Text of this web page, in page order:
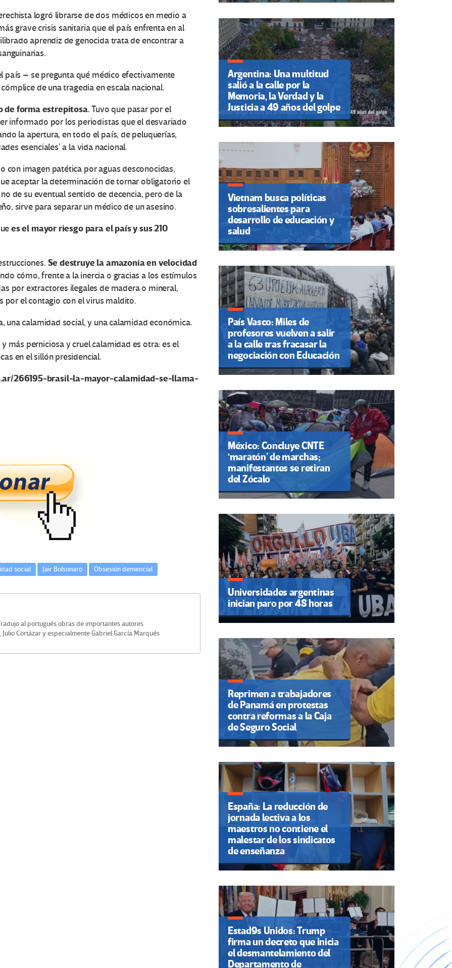
logró librarse de dos médicos en medio a
grave crisis sanitaria que el país enfrenta en al
aprendiz de genocida trata de encontrar a
país – se pregunta qué médico efectivamente
de una tragedia en escala nacional.
de forma estrepitosa.Tuvo que pasar por el
informado por los periodistas que el desvariado
la apertura, en todo el país, de peluquerías,
esenciales’ a la vida nacional.
con imagen patética por aguas desconocidas,
aceptar la determinación de tornar obligatorio el
de su eventual sentido de decencia, pero de la
sirve para separar un médico de un asesino.
es el mayor riesgo para el país y sus 210
Se destruye la amazonia en velocidad
cómo, frente a la inercia o gracias a los estímulos
por extractores ilegales de madera o mineral,
por el contagio con el virus maldito.
una calamidad social, y una calamidad económica.
más perniciosa y cruel calamidad es otra: es el
en el sillón presidencial.
266195-brasil-la-mayor-calamidad-se-llama-
social Jair Bolsonaro Obsesión demencial
al portugués obras de importantes autores
Cortázar y especialmente Gabriel García Marqués
Argentina: Una multitud
salió a la calle por la
Memoria, la Verdad y la
Justicia a 49 años del golpe
Vietnam busca políticas
sobresalientes para
desarrollo de educación y
salud
País Vasco: Miles de
profesores vuelven a salir
a la calle tras fracasar la
negociación con Educación
México: Concluye CNTE
‘maratón’ de marchas;
manifestantes se retiran
del Zócalo
Universidades argentinas
inician paro por 48 horas
Reprimen a trabajadores
de Panamá en protestas
contra reformas a la Caja
de Seguro Social
España: La reducción de
jornada lectiva a los
maestros no contiene el
malestar de los sindicatos
de enseñanza
Estad9s Unidos: Trump
firma un decreto que inicia
el desmantelamiento del
Departamento de